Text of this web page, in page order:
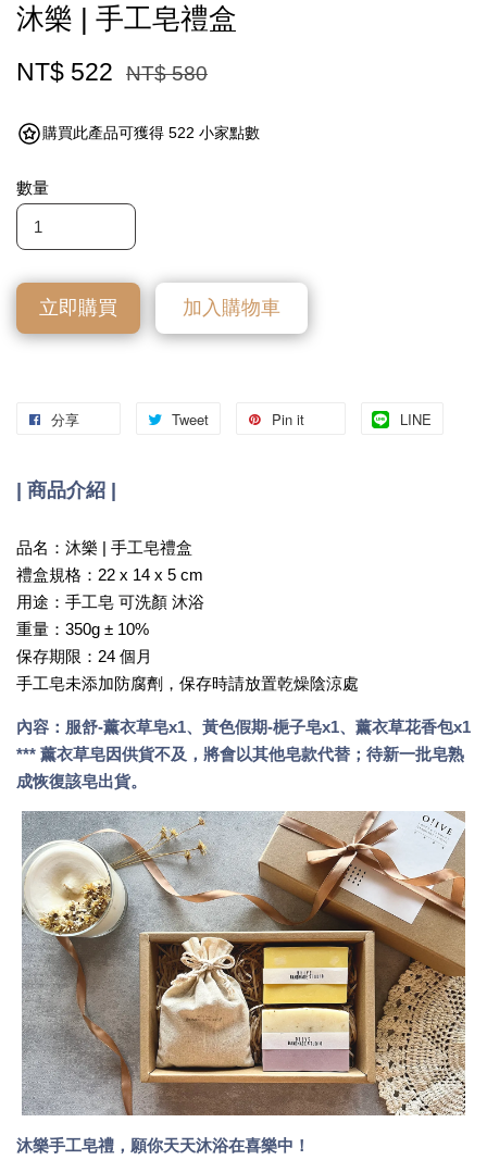
沐樂 | 手工皂禮盒
NT$ 522 NT$ 580
購買此產品可獲得 522 小家點數
數量
立即購買 加入購物車
分享 Tweet Pin it LINE
| 商品介紹 |
品名：沐樂 | 手工皂禮盒
禮盒規格：22 x 14 x 5 cm
用途：手工皂 可洗顏 沐浴
重量：350g ± 10%
保存期限：24 個月
手工皂未添加防腐劑，保存時請放置乾燥陰涼處
內容： 服舒-薰衣草皂x1、 黃色假期-梔子皂x1、薰衣草花香包x1
*** 薰衣草皂因供貨不及，將會以其他皂款代替；待新一批皂熟
成恢復該皂出貨。
沐樂手工皂禮，願你天天沐浴在喜樂中！